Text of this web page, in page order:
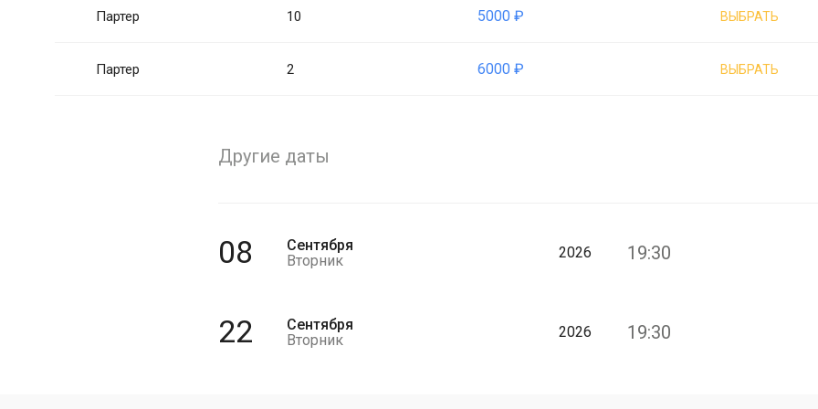
Партер 10 5000 ₽ ВЫБРАТЬ
Партер 2 6000 ₽ ВЫБРАТЬ
Другие даты
08
Сентября
Вторник
2026 19:30
22
Сентября
Вторник
2026 19:30